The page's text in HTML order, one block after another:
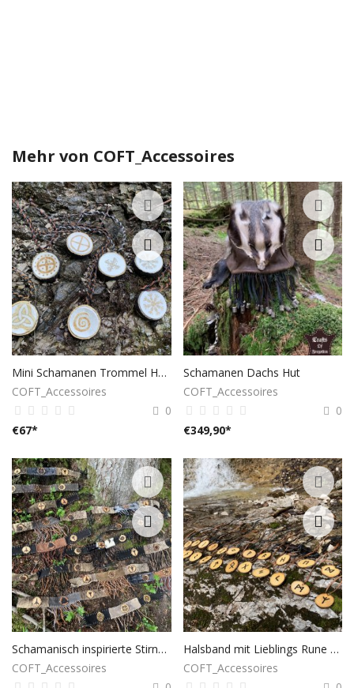
Mehr von COFT_Accessoires
Mini Schamanen Trommel Halskette
COFT_Accessoires
0
€67*
Schamanen Dachs Hut
COFT_Accessoires
0
€349,90*
Schamanisch inspirierte Stirnbänder
COFT_Accessoires
Halsband mit Lieblings Rune eingebrannt
COFT_Accessoires